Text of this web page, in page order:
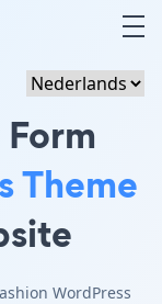
Theme
WordPress